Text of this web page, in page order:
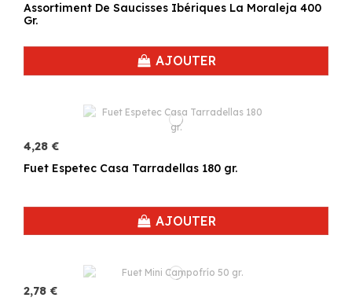
Assortiment De Saucisses Ibériques La Moraleja 400
Gr.
AJOUTER
4,28 €
Fuet Espetec Casa Tarradellas 180 gr.
AJOUTER
2,78 €